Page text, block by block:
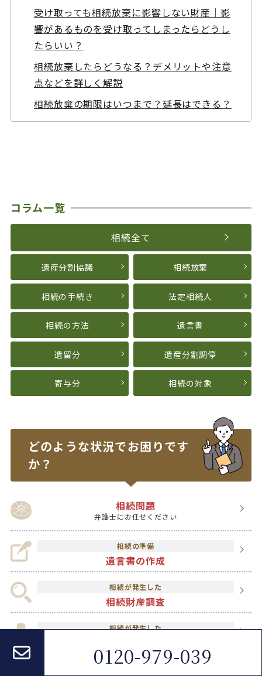
受け取っても相続放棄に影響しない財産｜影
響があるものを受け取ってしまったらどうし
たらいい？
相続放棄したらどうなる？デメリットや注意
点などを詳しく解説
相続放棄の期限はいつまで？延長はできる？
コラム一覧
相続全て
遺産分割協議 相続放棄
相続の手続き 法定相続人
相続の方法 遺言書
遺留分 遺産分割調停
寄与分 相続の対象
どのような状況でお困りです
か？
相続問題
弁護士にお任せください
相続の準備
遺言書の作成
相続が発生した
相続財産調査
相続が発生した
0120-979-039